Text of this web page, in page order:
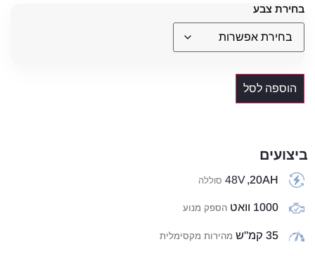
בחירת צבע
הוספה לסל
ביצועים
20AH,
48V סוללה
1000 וואט הספק מנוע
35 קמ"ש מהירות מקסימלית